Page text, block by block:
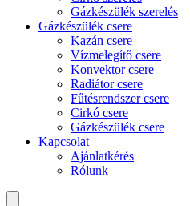
Gázkészülék szerelés
Gázkészülék csere
Kazán csere
Vízmelegítő csere
Konvektor csere
Radiátor csere
Fűtésrendszer csere
Cirkó csere
Gázkészülék csere
Kapcsolat
Ajánlatkérés
Rólunk